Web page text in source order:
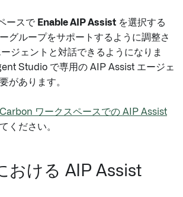
ースで Enable AIP Assist を選択する
グループをサポートするように調整さ
ジェントと対話できるようになりま
Studio で専用の AIP Assist エージェ
があります。
Carbon ワークスペースでの AIP Assist
ください。
おける AIP Assist